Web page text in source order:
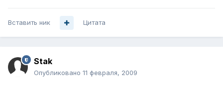
Вставить ник Цитата
Stak
Опубликовано 11 февраля, 2009